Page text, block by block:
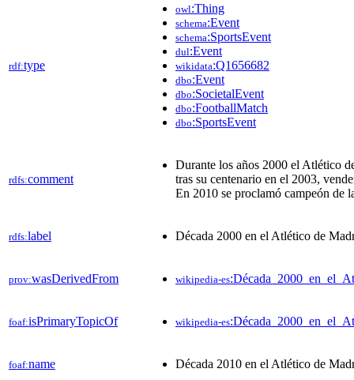
rdf:type
owl:Thing
schema:Event
schema:SportsEvent
dul:Event
wikidata:Q1656682
dbo:Event
dbo:SocietalEvent
dbo:FootballMatch
dbo:SportsEvent
rdfs:comment
Durante los años 2000 el Atlético
tras su centenario en el 2003,
En 2010 se proclamó campeón de
rdfs:label Década 2000 en el Atlético de
prov:wasDerivedFrom wikipedia-es
foaf:isPrimaryTopicOf wikipedia-es
foaf:name Década 2010 en el Atlético de